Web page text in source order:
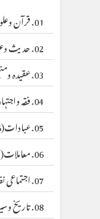
01. قرآن وعلوم قرآن
02. حدیث وعلوم حدیث
03. عقیدہ ومنہج
04. فقہ واجتہاد
05. عبادات
(3996)
06. معاملات
(1023)
07. اجتماعی نظام
08. تاریخ وسیرت